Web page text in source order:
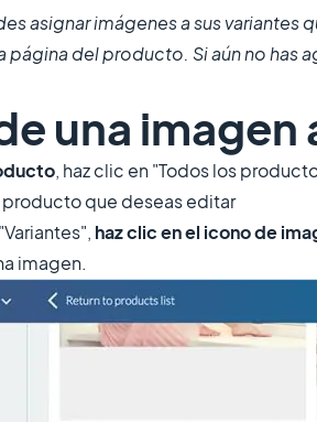
asignar imágenes a sus variantes
página del producto. Si aún no has
una
, haz clic en "Todos los
que deseas editar
haz clic en el icono de
imagen.